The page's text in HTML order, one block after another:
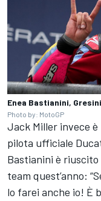
Enea Bastianini,
Photo by: MotoGP
Jack Miller invece
pilota ufficiale
Bastianini è
team quest’anno:
lo farei anche io! È